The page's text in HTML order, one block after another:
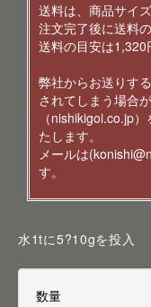
送料は、商品サイ
注文完了後に送料
送料の目安は1,320
弊社からお送りす
されてしまう場合
（nishikigoi.co.jp
たします。
メールは
す。
水1tに5?10gを投入
数量